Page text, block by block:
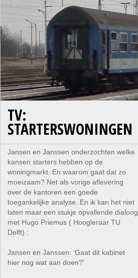
TV:
STARTERSWONINGEN
Jansen en Janssen onderzochten welke
kansen starters hebben op de
woningmarkt. En waarom gaat dat zo
moeizaam? Net als vorige aflevering
over de kantoren een goede
toegankelijke analyse. En ik kan het niet
laten maar een stukje opvallende dialoog
met Hugo Priemus ( Hoogleraar TU
Delft) :
Jansen en Janssen: ‘Gaat dit kabinet
hier nog wat aan doen?’